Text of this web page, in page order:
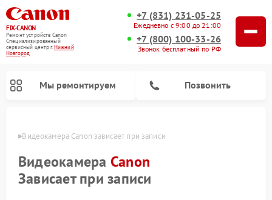
FIX-CANON
Ремонт устройств Canon
Специализированный
cервисный центр г.Нижний
Новгород
+7 (831) 231-05-25
Ежедневно с 9:00 до 21:00
+7 (800) 100-33-26
Звонок бесплатный по РФ
Мы ремонтируем Позвонить
Видеокамера Canon зависает при записи
Видеокамера Canon
Зависает при записи